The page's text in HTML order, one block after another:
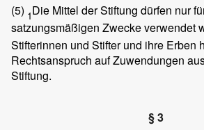
(5) 1Die Mittel der Stiftung dürfen nur
satzungsmäßigen Zwecke verwendet
Stifterinnen und Stifter und ihre Erben
Rechtsanspruch auf Zuwendungen
Stiftung.
§ 3